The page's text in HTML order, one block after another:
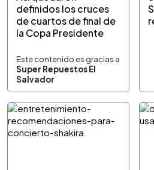
definidos los cruces
de cuartos de final de
la Copa Presidente
Este contenido es gracias a
Super Repuestos El
Salvador